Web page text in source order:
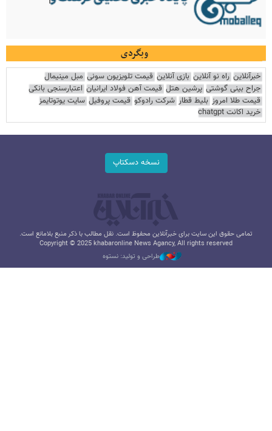
وبگردی
خبرآنلاین راه نو آنلاین بازی آنلاین قیمت تلویزیون سونی مبل مینیمال
جراح بینی گوشتی پرشین هتل قیمت آهن فولاد ایرانیان اعتبارسنجی بانکی
قیمت طلا امروز بلیط قطار شرکت رادوکو قیمت پروفیل سایت یوتوتایمز
خرید اکانت chatgpt
نسخه دسکتاپ
تمامی حقوق این سایت برای خبرآنلاین محفوظ است. نقل مطالب با ذکر منبع بلامانع است.
Copyright © 2025 khabaronline News Agancy, All rights reserved
طراحی و تولید: نستوه